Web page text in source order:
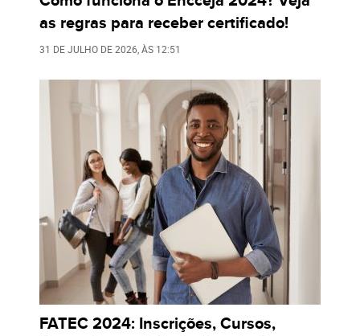
as regras para receber certificado!
31 DE JULHO DE 2026, ÀS 12:51
FATEC 2024: Inscrições, Cursos,